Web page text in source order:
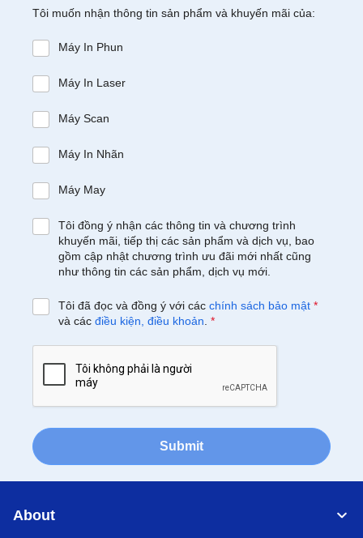
Tôi muốn nhận thông tin sản phẩm và khuyến mãi của:
Máy In Phun
Máy In Laser
Máy Scan
Máy In Nhãn
Máy May
Tôi đồng ý nhận các thông tin và chương trình
khuyến mãi, tiếp thị các sản phẩm và dịch vụ, bao
gồm cập nhật chương trình ưu đãi mới nhất cũng
như thông tin các sản phẩm, dịch vụ mới.
Tôi đã đọc và đồng ý với các chính sách bảo mật *
và các điều kiện, điều khoản *
Submit
About